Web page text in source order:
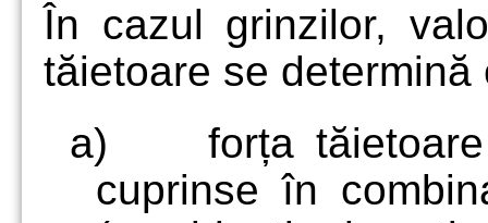
În cazul grinzilor,
tăietoare se determină
a)
forța
cuprinse în